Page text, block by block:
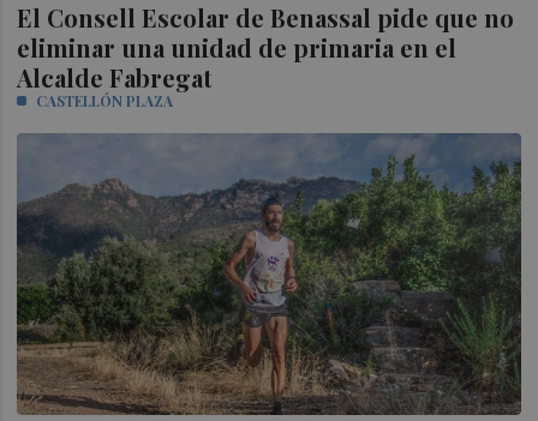
El Consell Escolar de Benassal pide que no
eliminar una unidad de primaria en el
Alcalde Fabregat
CASTELLÓN PLAZA